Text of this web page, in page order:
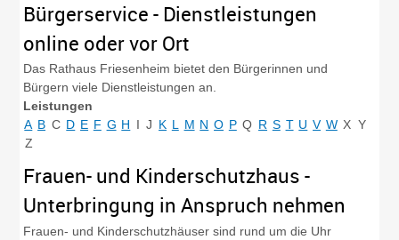
Bürgerservice - Dienstleistungen
online oder vor Ort
Das Rathaus Friesenheim bietet den Bürgerinnen und
Bürgern viele Dienstleistungen an.
Leistungen
A B C D E F G H I J K L M N O P Q R S T U V W X Y
Z
Frauen- und Kinderschutzhaus -
Unterbringung in Anspruch nehmen
Frauen- und Kinderschutzhäuser sind rund um die Uhr